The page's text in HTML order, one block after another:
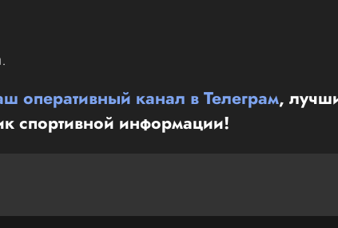
оперативный канал в Телеграм,
спортивной информации!